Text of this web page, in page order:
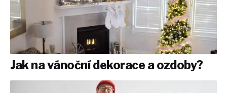
Jak na vánoční dekorace a ozdoby?